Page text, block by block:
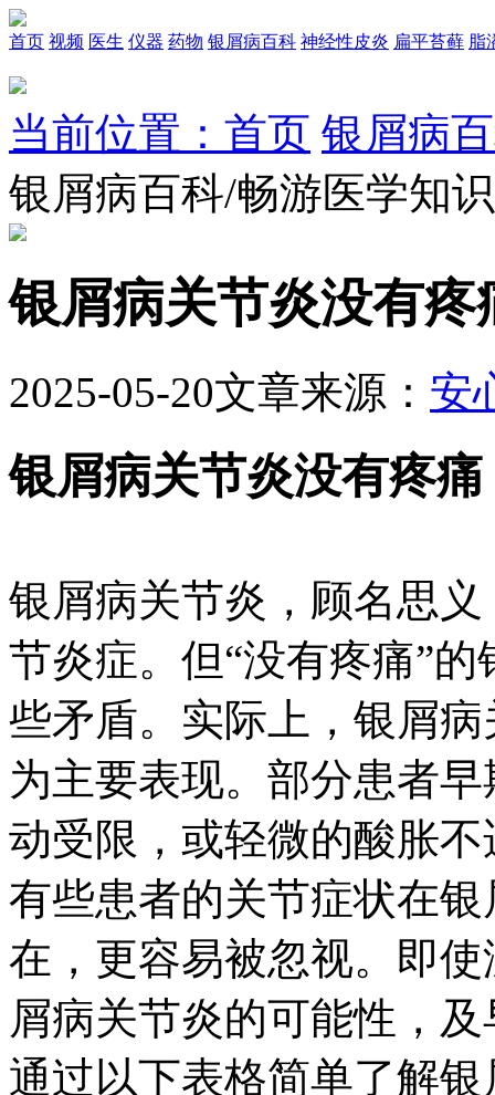
首页 视频 医生 仪器 药物 银屑病百科 神经性皮炎 扁平苔藓 脂
当前位置：首页 银屑病
银屑病百科/畅游医学知
银屑病关节炎没有疼
2025-05-20文章来源： 安
银屑病关节炎没有疼痛
银屑病关节炎，顾名思
节炎症。但“没有疼痛”
些矛盾。实际上，银屑
为主要表现。部分患者
动受限，或轻微的酸胀
有些患者的关节症状在
在，更容易被忽视。即
屑病关节炎的可能性，
通过以下表格简单了解